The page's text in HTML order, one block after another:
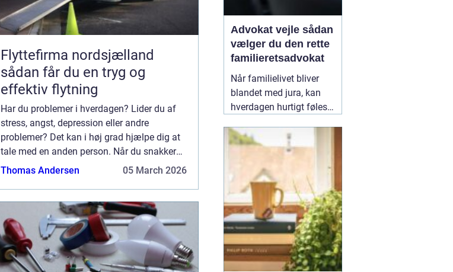
Flyttefirma nordsjælland
sådan får du en tryg og
effektiv flytning
Har du problemer i hverdagen? Lider du af
stress, angst, depression eller andre
problemer? Det kan i høj grad hjælpe dig at
tale med en anden person. Når du snakker
med en psykolog, kan du også få gode
Thomas Andersen 05 March 2026
Advokat vejle sådan
vælger du den rette
familieretsadvokat
Når familielivet bliver
blandet med jura, kan
hverdagen hurtigt føles
om børn, ægteskab, arv
eller bolig handler
sjældent kun om
paragraffer, men også
om følelser, tryghed og
fremtid. I sådan en
situation kan en09
February 2026